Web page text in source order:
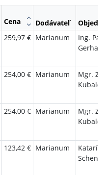
Cena Dodávateľ
259,97 € Marianum
Ing.
Gerhat
254,00 € Marianum
Mgr.
254,00 € Marianum
Mgr.
123,42 € Marianum
Katarína